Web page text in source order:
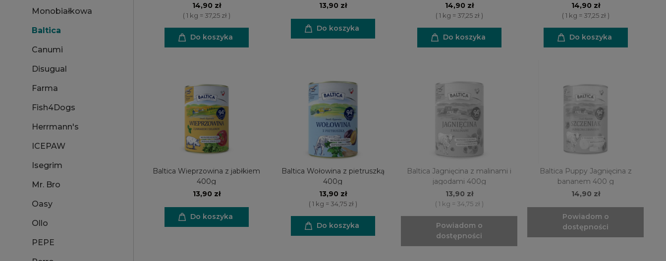
Monobiałkowa
Baltica
Canumi
Disugual
Farma
Fish4Dogs
Herrmann's
ICEPAW
Isegrim
Mr. Bro
Oasy
Ollo
PEPE
14,90 zł
( 1 kg = 37,25 zł )
Do koszyka
13,90 zł
Do koszyka
14,90 zł
( 1 kg = 37,25 zł )
Do koszyka
14,90 zł
( 1 kg = 37,25 zł )
Do koszyka
Baltica Wieprzowina z jabłkiem
400g
13,90 zł
Do koszyka
Baltica Wołowina z pietruszką
400g
13,90 zł
( 1 kg = 34,75 zł )
Do koszyka
Baltica Jagnięcina z malinami i
jagodami 400g
13,90 zł
( 1 kg = 34,75 zł )
Powiadom o
dostępności
Baltica Puppy Jagnięcina z
bananem 400 g
14,90 zł
Powiadom o
dostępności